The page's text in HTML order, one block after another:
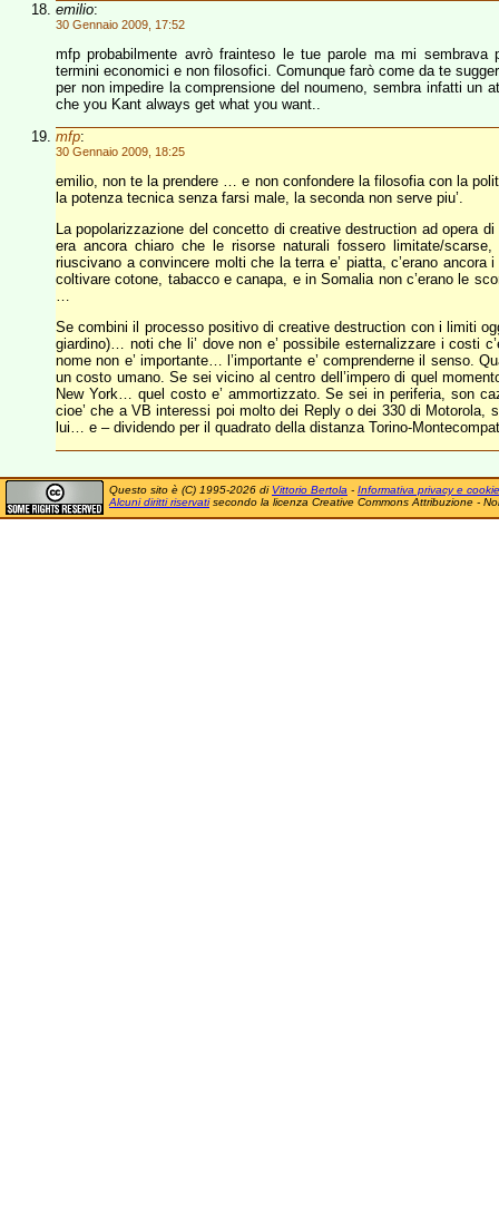
emilio:
30 Gennaio 2009, 17:52
mfp probabilmente avrò frainteso le tue parole ma mi
termini economici e non filosofici. Comunque farò come da te
per non impedire la comprensione del noumeno, sembra infatti un
che you Kant always get what you want..
mfp:
30 Gennaio 2009, 18:25
emilio, non te la prendere … e non confondere la filosofia con la
la potenza tecnica senza farsi male, la seconda non serve piu’.
La popolarizzazione del concetto di creative destruction ad opera
era ancora chiaro che le risorse naturali fossero limitate/
riuscivano a convincere molti che la terra e’ piatta, c’erano
coltivare cotone, tabacco e canapa, e in Somalia non c’erano le
…
Se combini il processo positivo di creative destruction con i limiti
giardino)… noti che li’ dove non e’ possibile esternalizzare i costi
nome non e’ importante… l’importante e’ comprenderne il senso.
un costo umano. Se sei vicino al centro dell’impero di quel
New York… quel costo e’ ammortizzato. Se sei in periferia, son
cioe’ che a VB interessi poi molto dei Reply o dei 330 di
lui… e – dividendo per il quadrato della distanza Torino-
Questo sito è (C) 1995-2026 di Vittorio Bertola - Informativa privacy e cookie
Alcuni diritti riservatisecondo la licenza Creative Commons Attribuzione -